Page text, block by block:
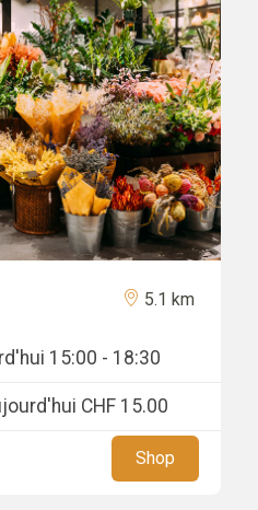
5.1 km
15:00 - 18:30
CHF 15.00
Shop